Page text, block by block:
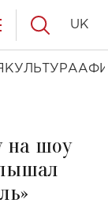
КУЛЬТУРА
UK
на шоу